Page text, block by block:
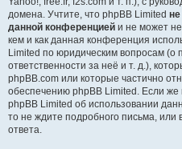
домена. Учтите, что phpBB Limited не
данной конференцией и не может
кем и как данная конференция
Limited по юридическим вопросам (о
ответственности за неё и т. д.),
phpBB.com или которые частично
обеспечению phpBB Limited. Если
phpBB Limited об использовании
то не ждите подробного письма,
ответа.